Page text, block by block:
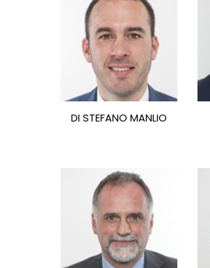
DI STEFANO MANLIO